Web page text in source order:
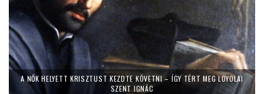
A NŐK HELYETT KRISZTUST KEZDTE KÖVETNI – ÍGY TÉRT MEG LOYOLAI
SZENT IGNÁC